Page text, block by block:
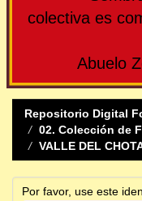
colectiva es
Abuelo
Repositorio Digital
02. Colección de
VALLE DEL
Por favor, use este